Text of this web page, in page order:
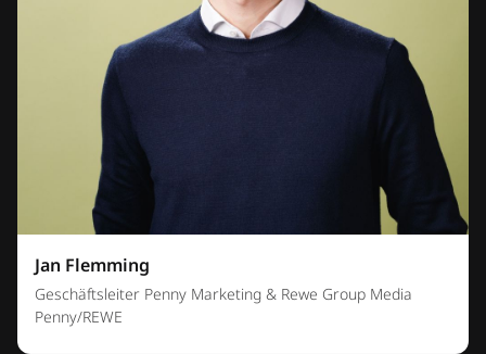
Jan Flemming
Geschäftsleiter Penny Marketing & Rewe Group Media
Penny/REWE